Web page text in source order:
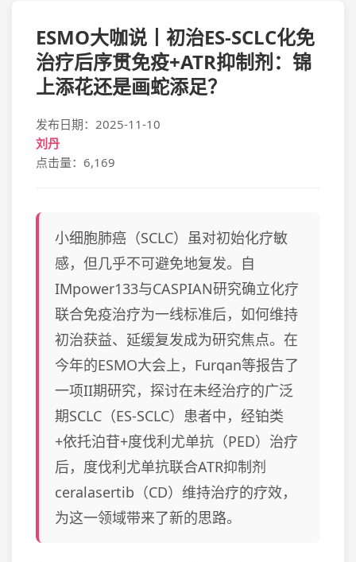
ESMO大咖说丨初治ES-SCLC化免
治疗后序贯免疫+ATR抑制剂：锦
上添花还是画蛇添足？
发布日期：2025-11-10
刘丹
点击量：6,169
小细胞肺癌（SCLC）虽对初始化疗敏
感，但几乎不可避免地复发。自
IMpower133与CASPIAN研究确立化疗
联合免疫治疗为一线标准后，如何维持
初治获益、延缓复发成为研究焦点。在
今年的ESMO大会上，Furqan等报告了
一项II期研究，探讨在未经治疗的广泛
期SCLC（ES-SCLC）患者中，经铂类
+依托泊苷+度伐利尤单抗（PED）治疗
后，度伐利尤单抗联合ATR抑制剂
ceralasertib（CD）维持治疗的疗效，
为这一领域带来了新的思路。